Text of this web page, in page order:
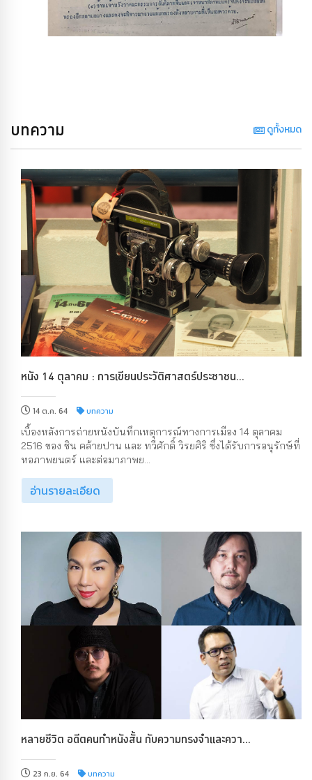
บทความ ดูทั้งหมด
หนัง 14 ตุลาคม : การเขียนประวัติศาสตร์ประชาชน...
14 ต.ค. 64 บทความ
เบื้องหลังการถ่ายหนังบันทึกเหตุการณ์ทางการเมือง 14 ตุลาคม
2516 ของ ชิน คล้ายปาน และ ทวีศักดิ์ วิรยศิริ ซึ่งได้รับการอนุรักษ์ที่
หอภาพยนตร์ และต่อมาภาพย...
อ่านรายละเอียด
หลายชีวิต อดีตคนทำหนังสั้น กับความทรงจำและควา...
23 ก.ย. 64 บทความ